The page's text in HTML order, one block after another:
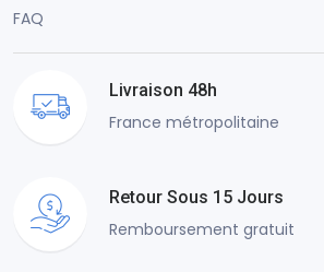
FAQ
Livraison 48h
France métropolitaine
Retour Sous 15 Jours
Remboursement gratuit